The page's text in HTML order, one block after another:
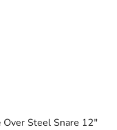
Steel Snare 12"